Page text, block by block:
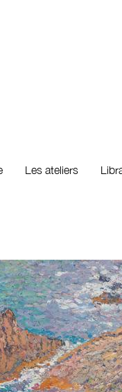
Les ateliers